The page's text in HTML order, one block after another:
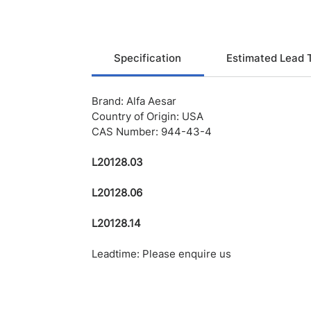
Specification Estimated Lead
Brand: Alfa Aesar
Country of Origin: USA
CAS Number: 944-43-4
L20128.03
L20128.06
L20128.14
Leadtime: Please enquire us